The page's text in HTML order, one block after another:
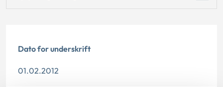
Dato for underskrift
01.02.2012